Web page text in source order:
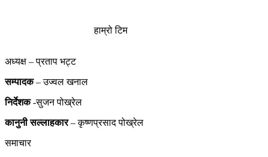
हाम्रो टिम
अध्यक्ष – प्रताप भट्ट
सम्पादक– उज्वल खनाल
निर्देशक-सुजन पोख्रेल
कानुनी सल्लाहकार– कृष्णप्रसाद पोख्रेल
समाचार